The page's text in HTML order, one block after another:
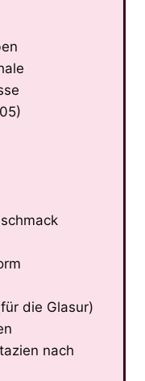
die Glasur)
nach